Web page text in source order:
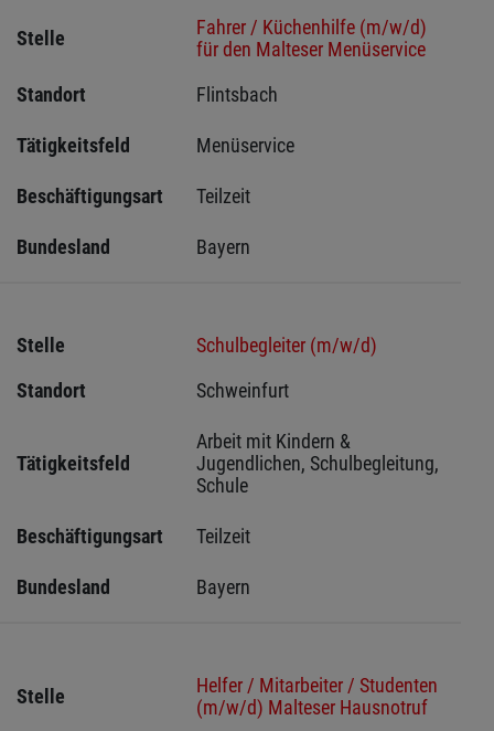
Stelle
Fahrer / Küchenhilfe (m/w/d)
für den Malteser Menüservice
Standort
Flintsbach
Tätigkeitsfeld Menüservice
Beschäftigungsart Teilzeit
Bundesland Bayern
Stelle
Schulbegleiter (m/w/d)
Standort
Schweinfurt
Tätigkeitsfeld
Arbeit mit Kindern &
Jugendlichen, Schulbegleitung,
Schule
Beschäftigungsart Teilzeit
Bundesland Bayern
Stelle
Helfer / Mitarbeiter / Studenten
(m/w/d) Malteser Hausnotruf